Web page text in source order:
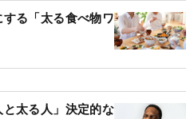
る「太る食べ物ワ
と太る人」決定的な